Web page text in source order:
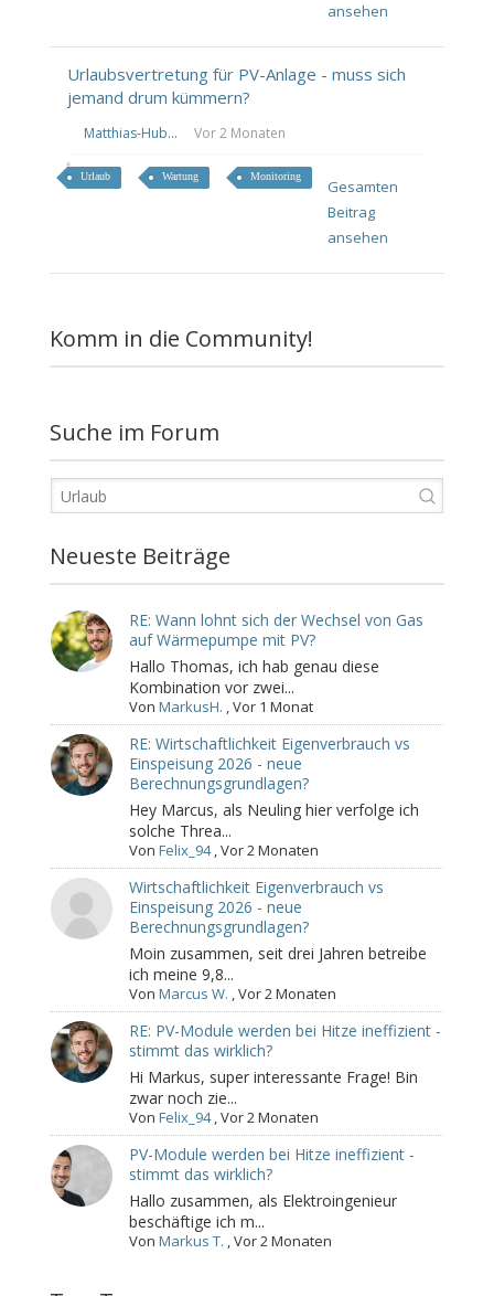
ansehen
Urlaubsvertretung für PV-Anlage - muss sich
jemand drum kümmern?
Matthias-Hub... Vor 2 Monaten
Urlaub Wartung Monitoring
Gesamten
Beitrag
ansehen
Komm in die Community!
Suche im Forum
Neueste Beiträge
RE: Wann lohnt sich der Wechsel von Gas
auf Wärmepumpe mit PV?
Hallo Thomas, ich hab genau diese
Kombination vor zwei...
VonMarkusH. ,Vor 1 Monat
RE: Wirtschaftlichkeit Eigenverbrauch vs
Einspeisung 2026 - neue
Berechnungsgrundlagen?
Hey Marcus, als Neuling hier verfolge ich
solche Threa...
VonFelix_94 ,Vor 2 Monaten
Wirtschaftlichkeit Eigenverbrauch vs
Einspeisung 2026 - neue
Berechnungsgrundlagen?
Moin zusammen, seit drei Jahren betreibe
ich meine 9,8...
VonMarcus W. ,Vor 2 Monaten
RE: PV-Module werden bei Hitze ineffizient -
stimmt das wirklich?
Hi Markus, super interessante Frage! Bin
zwar noch zie...
VonFelix_94 ,Vor 2 Monaten
PV-Module werden bei Hitze ineffizient -
stimmt das wirklich?
Hallo zusammen, als Elektroingenieur
beschäftige ich m...
VonMarkus T. ,Vor 2 Monaten